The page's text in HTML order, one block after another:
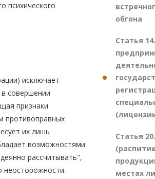
психического
исключает
совершении
признаки
противоправных
их лишь
возможностями
рассчитывать",
неосторожности.
обгона
Статья
Статья
местах